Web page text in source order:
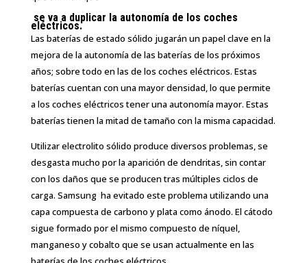
se va a duplicar la autonomía de los coches
eléctricos.
Las baterías de estado sólido jugarán un papel clave en la
mejora de la autonomía de las baterías de los próximos
años; sobre todo en las de los coches eléctricos. Estas
baterías cuentan con una mayor densidad, lo que permite
a los coches eléctricos tener una autonomía mayor. Estas
baterías tienen la mitad de tamaño con la misma capacidad.
Utilizar electrolito sólido produce diversos problemas, se
desgasta mucho por la aparición de dendritas, sin contar
con los daños que se producen tras múltiples ciclos de
carga. Samsung ha evitado este problema utilizando una
capa compuesta de carbono y plata como ánodo. El cátodo
sigue formado por el mismo compuesto de níquel,
manganeso y cobalto que se usan actualmente en las